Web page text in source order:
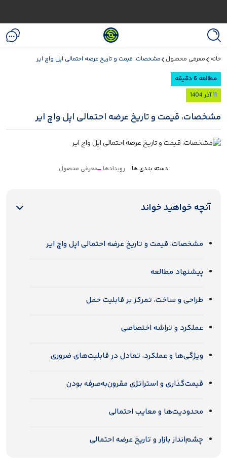
خانه معرفی محصول مشخصات، قیمت و تاریخ عرضه احتمالی اپل واچ ایر
مطالعه 6 دقیقه
11 آذر 1404
مشخصات، قیمت و تاریخ عرضه احتمالی اپل واچ ایر
دسته بندی ها: رویدادها معرفی محصول
آنچه خواهید خواند
مشخصات، قیمت و تاریخ عرضه احتمالی اپل واچ ایر
پیشنهاد مطالعه
طراحی و ساخت، تمرکز بر قابلیت حمل
عملکرد و تراشه اختصاصی
ویژگی‌ها و عملکرد، تعادل در قابلیت‌های ضروری
قیمت‌گذاری و استراتژی مقرون‌به‌صرفه بودن
محدودیت‌ها و معایب احتمالی
چشم‌انداز بازار و تاریخ عرضه احتمالی